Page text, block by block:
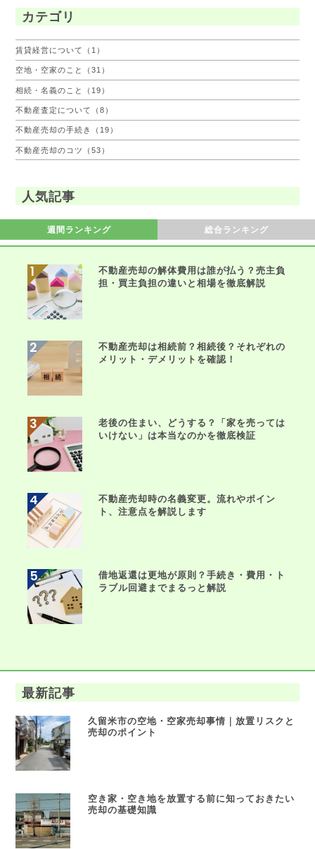
人気記事
週間ランキング 総合ランキング
不動産売却の解体費用は誰が払う？売主負
担・買主負担の違いと相場を徹底解説
不動産売却は相続前？相続後？それぞれの
メリット・デメリットを確認！
老後の住まい、どうする？「家を売っては
いけない」は本当なのかを徹底検証
不動産売却時の名義変更。流れやポイン
ト、注意点を解説します
借地返還は更地が原則？手続き・費用・ト
ラブル回避までまるっと解説
最新記事
久留米市の空地・空家売却事情｜放置リスクと
売却のポイント
空き家・空き地を放置する前に知っておきたい
売却の基礎知識
カテゴリ
賃貸経営について（1）
空地・空家のこと（31）
相続・名義のこと（19）
不動産査定について（8）
不動産売却の手続き（19）
不動産売却のコツ（53）